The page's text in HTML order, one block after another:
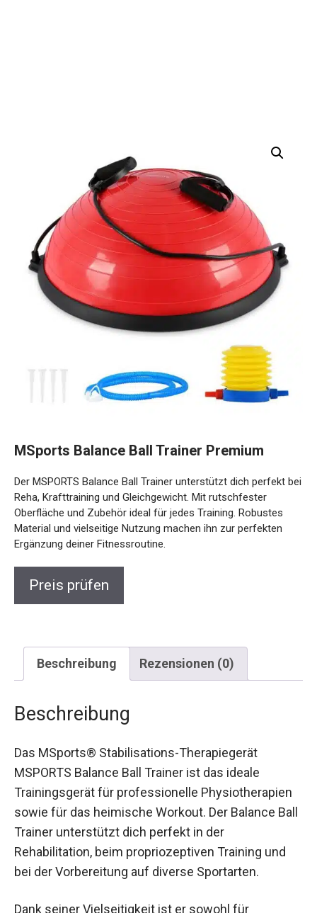
bei Reha, Krafttraining und Gleichgewicht. Mit rutschfester
Oberfläche und Zubehör ideal für jedes Training. Robustes
Material und vielseitige Nutzung machen ihn zur perfekten
Ergänzung deiner Fitnessroutine.
Beschreibung Rezensionen (0)
Beschreibung
MSPORTS Balance Ball Trainer ist das ideale
Trainingsgerät für professionelle Physiotherapien
sowie für das heimische Workout. Der Balance
Ball Trainer unterstützt dich perfekt in der
Rehabilitation, beim propriozeptiven Training und
bei der Vorbereitung auf diverse Sportarten.